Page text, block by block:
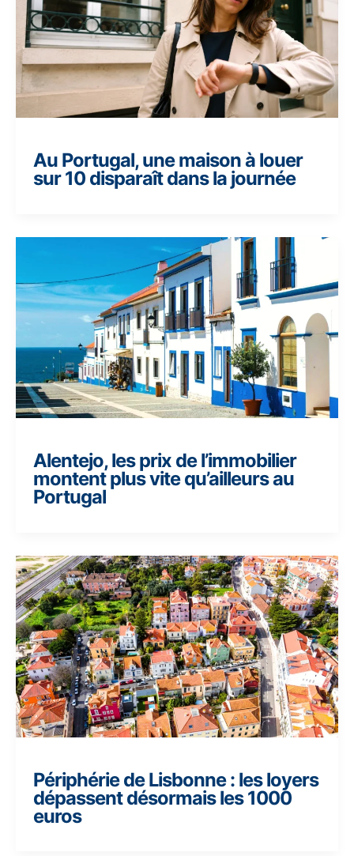
Au Portugal, une maison à louer
sur 10 disparaît dans la journée
Alentejo, les prix de l’immobilier
montent plus vite qu’ailleurs au
Portugal
Périphérie de Lisbonne : les loyers
dépassent désormais les 1000
euros